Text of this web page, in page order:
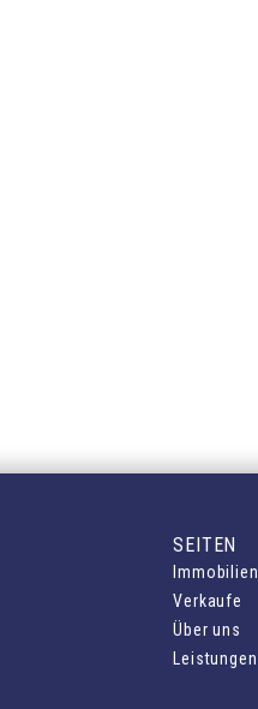
SEITEN
Immobilien
Verkaufe
Über uns
Leistungen